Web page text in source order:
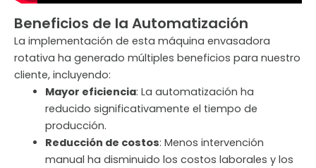
Beneficios de la Automatización
La implementación de esta máquina envasadora
rotativa ha generado múltiples beneficios para nuestro
cliente, incluyendo:
Mayor eficiencia: La automatización ha
reducido significativamente el tiempo de
producción.
Reducción de costos: Menos intervención
manual ha disminuido los costos laborales y los